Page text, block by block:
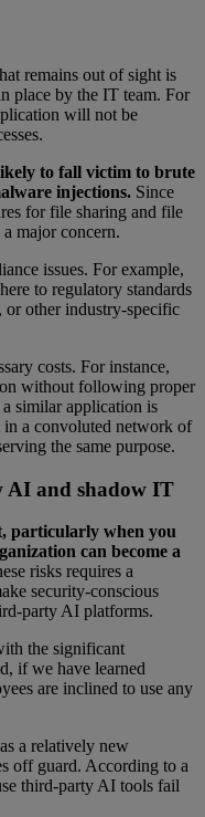
remains out of sight is
place by the IT team. For
will not be
to fall victim to brute
injections. Since
for file sharing and file
major concern.
issues. For example,
to regulatory standards
or other industry-specific
costs. For instance,
without following proper
similar application is
in a convoluted network of
the same purpose.
AI and shadow IT
particularly when you
can become a
risks requires a
security-conscious
party AI platforms.
the significant
if we have learned
are inclined to use any
a relatively new
off guard. According to a
third-party AI tools fail